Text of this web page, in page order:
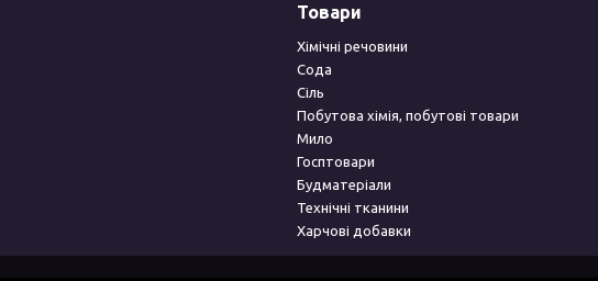
Товари
Хімічні речовини
Сода
Сіль
Побутова хімія, побутові товари
Мило
Госптовари
Будматеріали
Технічні тканини
Харчові добавки